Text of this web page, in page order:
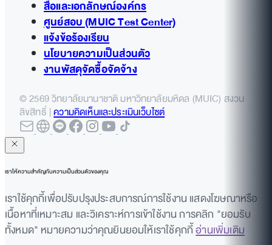
สื่อและเอกลักษณ์องค์กร
ศูนย์สอบ (MUIC Test Center)
แจ้งข้อร้องเรียน
นโยบายความเป็นส่วนตัว
งานพัสดุจัดซื้อจัดจ้าง
© 2569 วิทยาลัยนานาชาติ มหาวิทยาลัยมหิดล (MUIC) สงวน
ลิขสิทธิ์ |ความคิดเห็นและประเมินเว็บไซต์
เราให้ความสำคัญกับความเป็นส่วนตัวของคุณ
เราใช้คุกกี้เพื่อปรับปรุงประสบการณ์การใช้งาน แสดงโฆษณาหรือ
เนื้อหาที่เหมาะสม และวิเคราะห์การเข้าใช้งาน การคลิก "ยอมรับ
ทั้งหมด" หมายความว่าคุณยินยอมให้เราใช้คุกกี้อ่านเพิ่มเติม